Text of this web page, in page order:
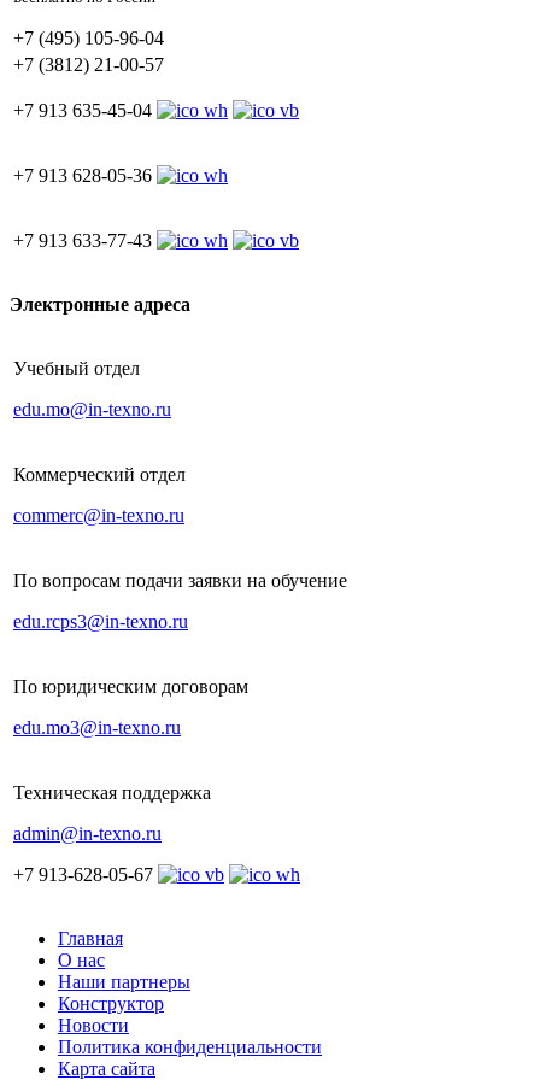
+7 (495) 105-96-04
+7 (3812) 21-00-57
+7 913 635-45-04
+7 913 628-05-36
+7 913 633-77-43
Электронные адреса
Учебный отдел
edu.mo@in-texno.ru
Коммерческий отдел
commerc@in-texno.ru
По вопросам подачи заявки на обучение
edu.rcps3@in-texno.ru
По юридическим договорам
edu.mo3@in-texno.ru
Техническая поддержка
admin@in-texno.ru
+7 913-628-05-67
Главная
О нас
Наши партнеры
Конструктор
Новости
Политика конфиденциальности
Карта сайта